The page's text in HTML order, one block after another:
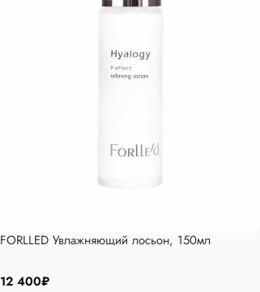
FORLLED Увлажняющий лосьон, 150мл
12 400₽